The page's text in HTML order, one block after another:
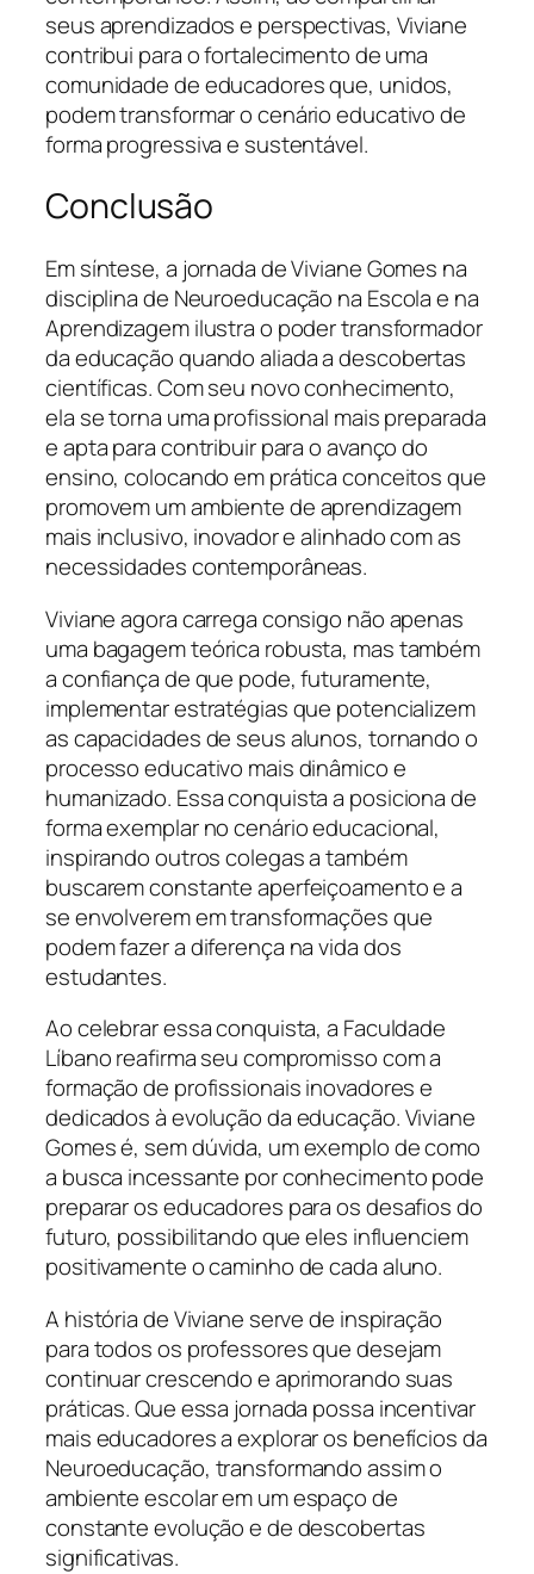
seus aprendizados e perspectivas, Viviane
contribui para o fortalecimento de uma
comunidade de educadores que, unidos,
podem transformar o cenário educativo de
forma progressiva e sustentável.
Conclusão
Em síntese, a jornada de Viviane Gomes na
disciplina de Neuroeducação na Escola e na
Aprendizagem ilustra o poder transformador
da educação quando aliada a descobertas
científicas. Com seu novo conhecimento,
ela se torna uma profissional mais preparada
e apta para contribuir para o avanço do
ensino, colocando em prática conceitos que
promovem um ambiente de aprendizagem
mais inclusivo, inovador e alinhado com as
necessidades contemporâneas.
Viviane agora carrega consigo não apenas
uma bagagem teórica robusta, mas também
a confiança de que pode, futuramente,
implementar estratégias que potencializem
as capacidades de seus alunos, tornando o
processo educativo mais dinâmico e
humanizado. Essa conquista a posiciona de
forma exemplar no cenário educacional,
inspirando outros colegas a também
buscarem constante aperfeiçoamento e a
se envolverem em transformações que
podem fazer a diferença na vida dos
estudantes.
Ao celebrar essa conquista, a Faculdade
Líbano reafirma seu compromisso com a
formação de profissionais inovadores e
dedicados à evolução da educação. Viviane
Gomes é, sem dúvida, um exemplo de como
a busca incessante por conhecimento pode
preparar os educadores para os desafios do
futuro, possibilitando que eles influenciem
positivamente o caminho de cada aluno.
A história de Viviane serve de inspiração
para todos os professores que desejam
continuar crescendo e aprimorando suas
práticas. Que essa jornada possa incentivar
mais educadores a explorar os benefícios da
Neuroeducação, transformando assim o
ambiente escolar em um espaço de
constante evolução e de descobertas
significativas.